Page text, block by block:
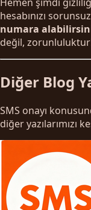
hesabınızı
numara
değil,
Diğer Blog
SMS onayı
diğer yazılarımızı